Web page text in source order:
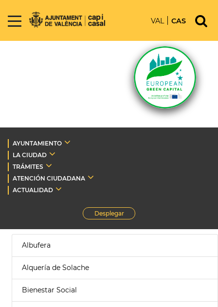
VAL CAS
AYUNTAMIENTO
LA CIUDAD
TRÁMITES
ATENCIÓN CIUDADANA
ACTUALIDAD
Desplegar
Albufera
Alquería de Solache
Bienestar Social